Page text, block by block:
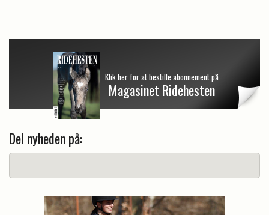
Klik her for at bestille abonnement på
Magasinet Ridehesten
Del nyheden på: